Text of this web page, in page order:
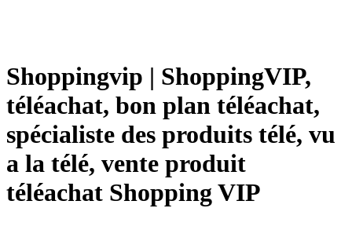
Shoppingvip | ShoppingVIP,
téléachat, bon plan téléachat,
spécialiste des produits télé, vu
a la télé, vente produit
téléachat Shopping VIP